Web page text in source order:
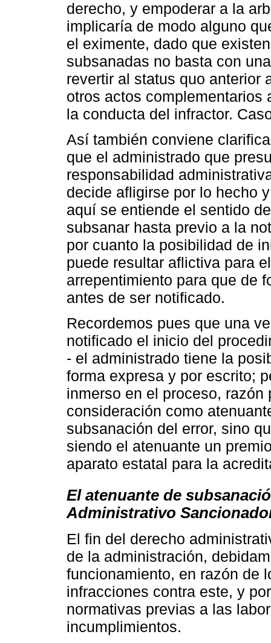
derecho, y empoderar a la
implicaría de modo alguno
el eximente, dado que
subsanadas no basta con
revertir al status quo anterior
otros actos complementarios
la conducta del infractor.
Así también conviene
que el administrado que
responsabilidad
decide afligirse por lo hecho
aquí se entiende el sentido
subsanar hasta previo a la
por cuanto la posibilidad de
puede resultar aflictiva para
arrepentimiento para que de
antes de ser notificado.
Recordemos pues que una
notificado el inicio del
- el administrado tiene la
forma expresa y por escrito;
inmerso en el proceso,
consideración como
subsanación del error, sino
siendo el atenuante un
aparato estatal para la
El atenuante de
Administrativo
El fin del derecho
de la administración,
funcionamiento, en razón de
infracciones contra este, y
normativas previas a las
incumplimientos.